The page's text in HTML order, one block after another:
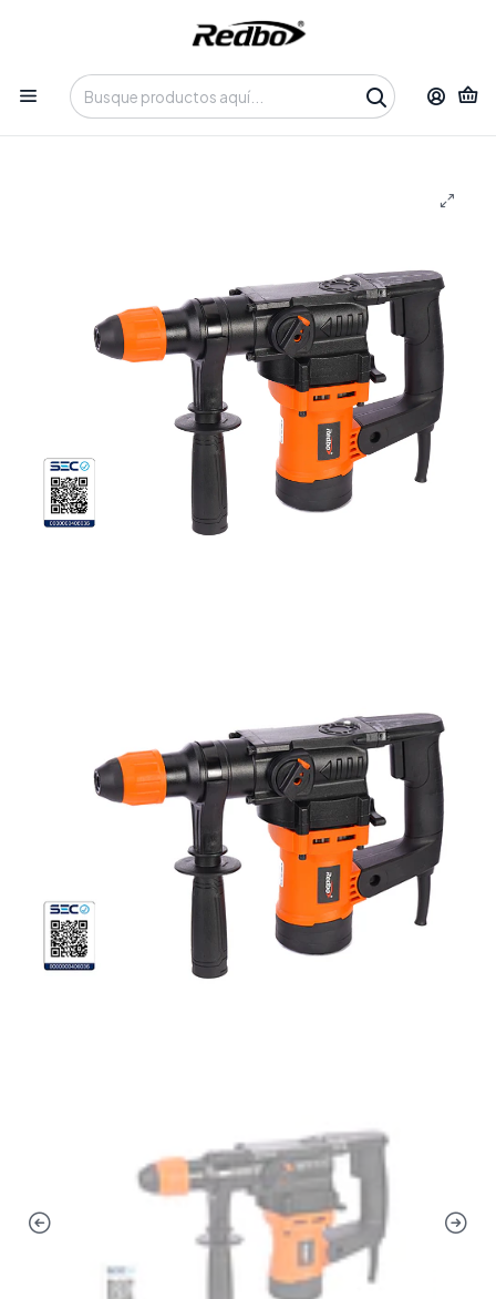
Tienda 100% Online con despacho a domicilio o retiro en
Oficina • Lun-Vie 09:30-14:00 / 15:00-17:30 • 📞 +56 9 3730 2311
Productos Herramientas Eléctricas
Rotomartillo Eléctrico Redbo RH 1000-26 (1000W, Motor
Vertical) + Maleta y Accesorios